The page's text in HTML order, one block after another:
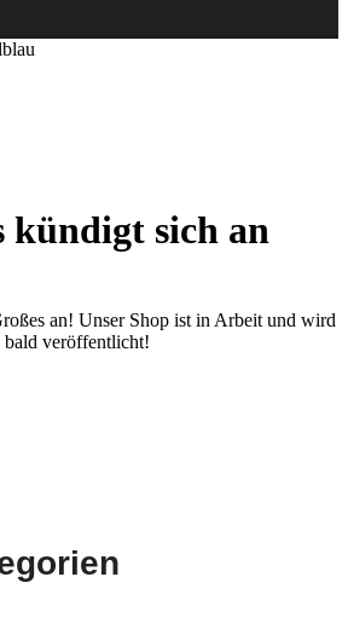
kündigt sich an
an! Unser Shop ist in Arbeit und wird
bald veröffentlicht!